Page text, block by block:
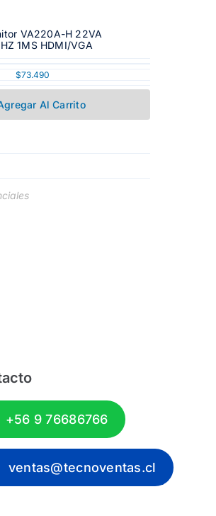
VA220A-H 22VA
1MS HDMI/VGA
$73.490
Al Carrito
+56 9 76686766
ventas@tecnoventas.cl